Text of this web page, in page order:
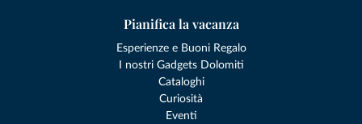
Pianifica la vacanza
Esperienze e Buoni Regalo
I nostri Gadgets Dolomiti
Cataloghi
Curiosità
Eventi